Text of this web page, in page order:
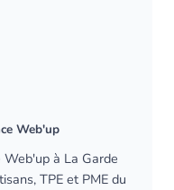
Web'up
à La Garde
TPE et PME du